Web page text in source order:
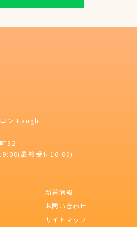
ン Laugh.
32
最終受付16:00)
新着情報
お問い合わせ
サイトマップ